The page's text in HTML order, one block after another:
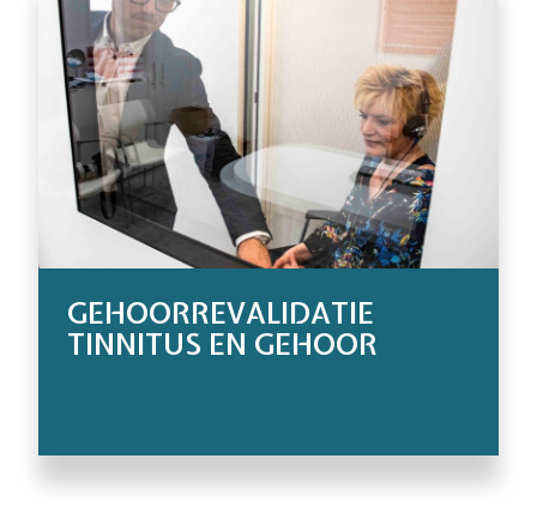
GEHOORREVALIDATIE
TINNITUS EN GEHOOR